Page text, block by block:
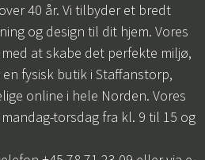
40 år. Vi tilbyder et bredt
og design til dit hjem. Vores
at skabe det perfekte miljø,
fysisk butik i Staffanstorp,
online i hele Norden. Vores
torsdag fra kl. 9 til 15 og